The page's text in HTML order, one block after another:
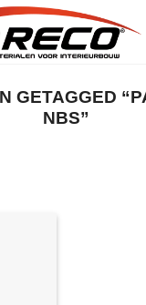
GETAGGED
NBS”